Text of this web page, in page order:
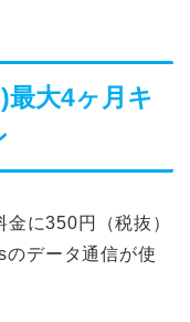
大4ヶ月キ
金に350円（税抜）
のデータ通信が使